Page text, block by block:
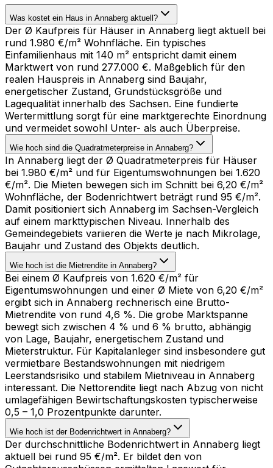
Was kostet ein Haus in Annaberg aktuell?
Der Ø Kaufpreis für Häuser in Annaberg liegt aktuell bei
rund 1.980 €/m² Wohnfläche. Ein typisches
Einfamilienhaus mit 140 m² entspricht damit einem
Marktwert von rund 277.000 €. Maßgeblich für den
realen Hauspreis in Annaberg sind Baujahr,
energetischer Zustand, Grundstücksgröße und
Lagequalität innerhalb des Sachsen. Eine fundierte
Wertermittlung sorgt für eine marktgerechte Einordnung
und vermeidet sowohl Unter- als auch Überpreise.
Wie hoch sind die Quadratmeterpreise in Annaberg?
In Annaberg liegt der Ø Quadratmeterpreis für Häuser
bei 1.980 €/m² und für Eigentumswohnungen bei 1.620
€/m². Die Mieten bewegen sich im Schnitt bei 6,20 €/m²
Wohnfläche, der Bodenrichtwert beträgt rund 95 €/m².
Damit positioniert sich Annaberg im Sachsen-Vergleich
auf einem markttypischen Niveau. Innerhalb des
Gemeindegebiets variieren die Werte je nach Mikrolage,
Baujahr und Zustand des Objekts deutlich.
Wie hoch ist die Mietrendite in Annaberg?
Bei einem Ø Kaufpreis von 1.620 €/m² für
Eigentumswohnungen und einer Ø Miete von 6,20 €/m²
ergibt sich in Annaberg rechnerisch eine Brutto-
Mietrendite von rund 4,6 %. Die grobe Marktspanne
bewegt sich zwischen 4 % und 6 % brutto, abhängig
von Lage, Baujahr, energetischem Zustand und
Mieterstruktur. Für Kapitalanleger sind insbesondere gut
vermietbare Bestandswohnungen mit niedrigem
Leerstandsrisiko und stabilem Mietniveau in Annaberg
interessant. Die Nettorendite liegt nach Abzug von nicht
umlagefähigen Bewirtschaftungskosten typischerweise
0,5 – 1,0 Prozentpunkte darunter.
Wie hoch ist der Bodenrichtwert in Annaberg?
Der durchschnittliche Bodenrichtwert in Annaberg liegt
aktuell bei rund 95 €/m². Er bildet den von